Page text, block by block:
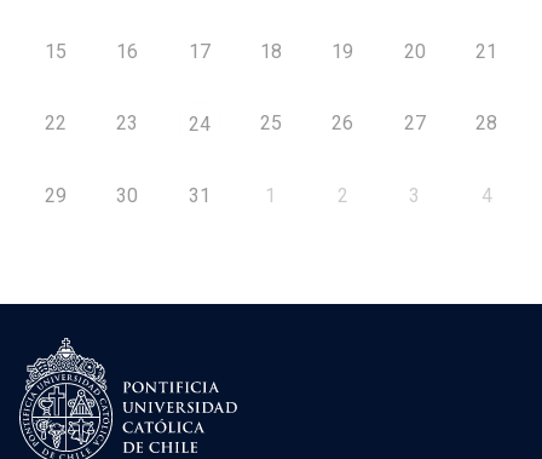
15 16 17 18 19 20 21
22 23 24 25 26 27 28
29 30 31 1 2 3 4